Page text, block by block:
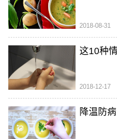
2018-08-31
这10种
2018-12-17
降温防